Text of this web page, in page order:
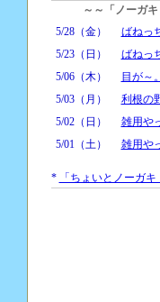
～～「ノーガ
5/28（金）
ばねっ
5/23（日）
ばねっ
5/06（木）
目が～。
5/03（月）
利根の
5/02（日）
雑用や
5/01（土）
雑用や
* 「ちょいとノーガ